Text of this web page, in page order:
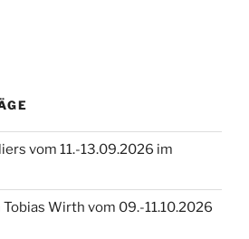
vom 11.-13.09.2026 im
Wirth vom 09.-11.10.2026